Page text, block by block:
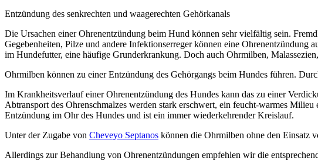
Entzündung des senkrechten und waagerechten Gehörkanals
Die Ursachen einer Ohrenentzündung beim Hund können sehr vielfältig sein.
Gegebenheiten, Pilze und andere Infektionserreger können eine
im Hundefutter, eine häufige Grunderkrankung. Doch auch Ohrmilben,
Ohrmilben können zu einer Entzündung des Gehörgangs beim Hundes führen.
Im Krankheitsverlauf einer Ohrenentzündung des Hundes kann das zu einer
Abtransport des Ohrenschmalzes werden stark erschwert, ein feucht-warmes
Entzündung im Ohr des Hundes und ist ein immer wiederkehrender Kreislauf.
Unter der Zugabe von Cheveyo Septanos können die Ohrmilben ohne den Einsatz
Allerdings zur Behandlung von Ohrenentzündungen empfehlen wir die